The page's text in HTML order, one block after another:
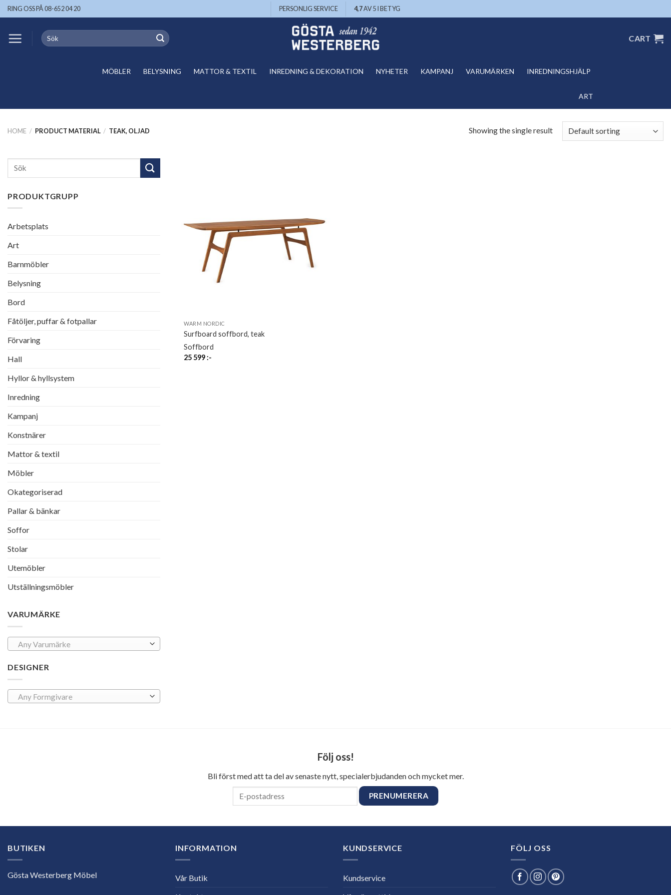
Skip
to
RING OSS PÅ 08-652 04 20 PERSONLIG SERVICE 4,7AV 5 I BETYG
Search
for:
CART
MÖBLER BELYSNING MATTOR & TEXTIL INREDNING & DEKORATION NYHETER KAMPANJ VARUMÄRKEN INREDNINGSHJÄLP
ART
HOME / PRODUCT MATERIAL / TEAK, OLJAD Showing the single result
Search
PRODUKTGRUPP
Arbetsplats
Art
Barnmöbler
Belysning
Bord
Fåtöljer, puffar & fotpallar
Förvaring
Hall
Hyllor & hyllsystem
Inredning
Kampanj
Konstnärer
Mattor & textil
Möbler
Okategoriserad
Pallar & bänkar
Soffor
Stolar
Utemöbler
Utställningsmöbler
VARUMÄRKE
Any Varumärke
DESIGNER
Any Formgivare
WARM NORDIC
Surfboard soffbord, teak
Soffbord
25 599 :-
Följ oss!
Bli först med att ta del av senaste nytt, specialerbjudanden och mycket mer.
BUTIKEN
Gösta Westerberg Möbel
INFORMATION
Vår Butik
KUNDSERVICE
Kundservice
FÖLJ OSS